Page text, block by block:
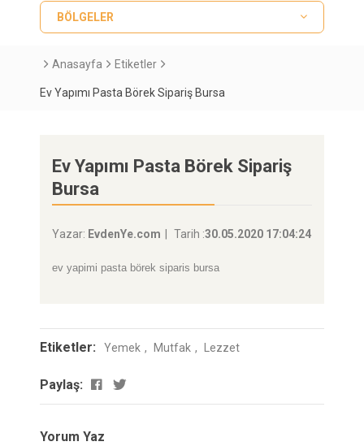
BÖLGELER
Anasayfa Etiketler
Ev Yapımı Pasta Börek Sipariş Bursa
Ev Yapımı Pasta Börek Sipariş
Bursa
Yazar: EvdenYe.com Tarih :30.05.2020 17:04:24
ev yapimi pasta börek siparis bursa
Etiketler: Yemek Mutfak Lezzet
Paylaş:
Yorum Yaz